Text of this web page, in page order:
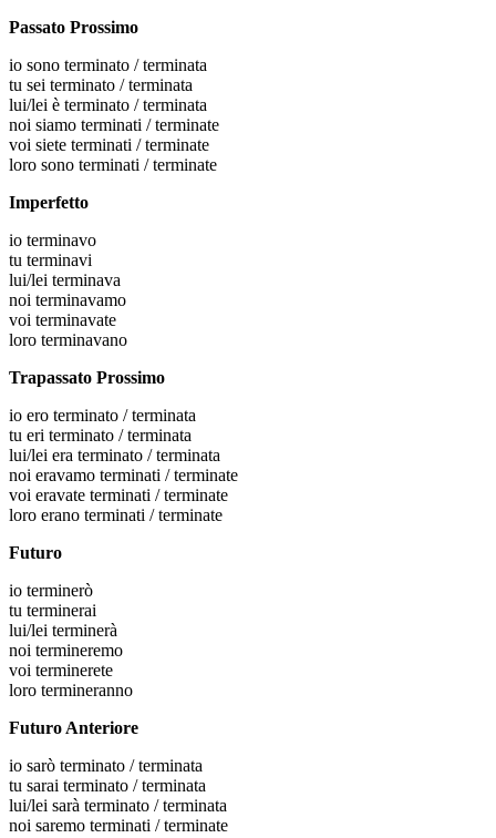
Passato Prossimo
io sono terminato / terminata
tu sei terminato / terminata
lui/lei è terminato / terminata
noi siamo terminati / terminate
voi siete terminati / terminate
loro sono terminati / terminate
Imperfetto
io terminavo
tu terminavi
lui/lei terminava
noi terminavamo
voi terminavate
loro terminavano
Trapassato Prossimo
io ero terminato / terminata
tu eri terminato / terminata
lui/lei era terminato / terminata
noi eravamo terminati / terminate
voi eravate terminati / terminate
loro erano terminati / terminate
Futuro
io terminerò
tu terminerai
lui/lei terminerà
noi termineremo
voi terminerete
loro termineranno
Futuro Anteriore
io sarò terminato / terminata
tu sarai terminato / terminata
lui/lei sarà terminato / terminata
noi saremo terminati / terminate